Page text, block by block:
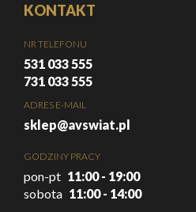
KONTAKT
NR TELEFONU
531 033 555
731 033 555
ADRES E-MAIL
sklep@avswiat.pl
GODZINY PRACY
pon-pt 11:00 - 19:00
sobota 11:00 - 14:00